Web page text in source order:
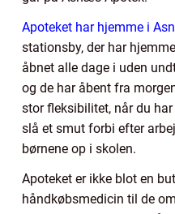
Apoteket har hjemme i
stationsby, der har
åbnet alle dage i uden
og de har åbent fra
stor fleksibilitet, når du
slå et smut forbi efter
børnene op i skolen.
Apoteket er ikke blot en
håndkøbsmedicin til de